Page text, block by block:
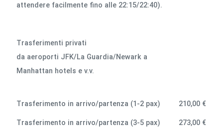
attendere facilmente fino alle 22:15/22:40).
Trasferimenti privati
da aeroporti JFK/La Guardia/Newark a
Manhattan hotels e v.v.
Trasferimento in arrivo/partenza (1-2 pax) 210,00 €
Trasferimento in arrivo/partenza (3-5 pax) 273,00 €